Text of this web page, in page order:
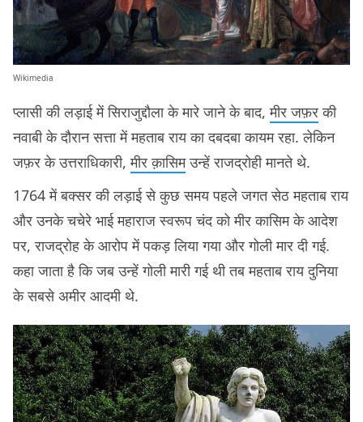
Wikimedia
प्लासी की लड़ाई में सिराजुद्दौला के मारे जाने के बाद,मीर जफ़रकी
नवाबी के दौरान सत्ता में महताब राय का दबदबा कायम रहा. लेकिन
जफ़र के उत्तराधिकारी,मीर क़ासिमउन्हें राजद्रोही मानते थे.
1764 में बक्सर की लड़ाई से कुछ समय पहले जगत सेठ महताब राय
और उनके चचेरे भाई महाराज स्वरूप चंद को मीर कासिम के आदेश
पर, राजद्रोह के आरोप में पकड़ लिया गया और गोली मार दी गई.
कहा जाता है कि जब उन्हें गोली मारी गई थी तब महताब राय दुनिया
के सबसे अमीर आदमी थे.